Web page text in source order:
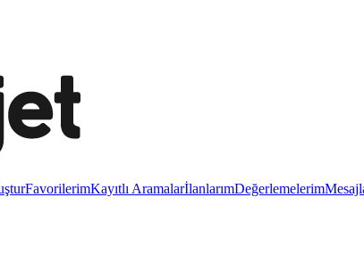
FavorilerimKayıtlı AramalarİlanlarımDeğerlemelerim